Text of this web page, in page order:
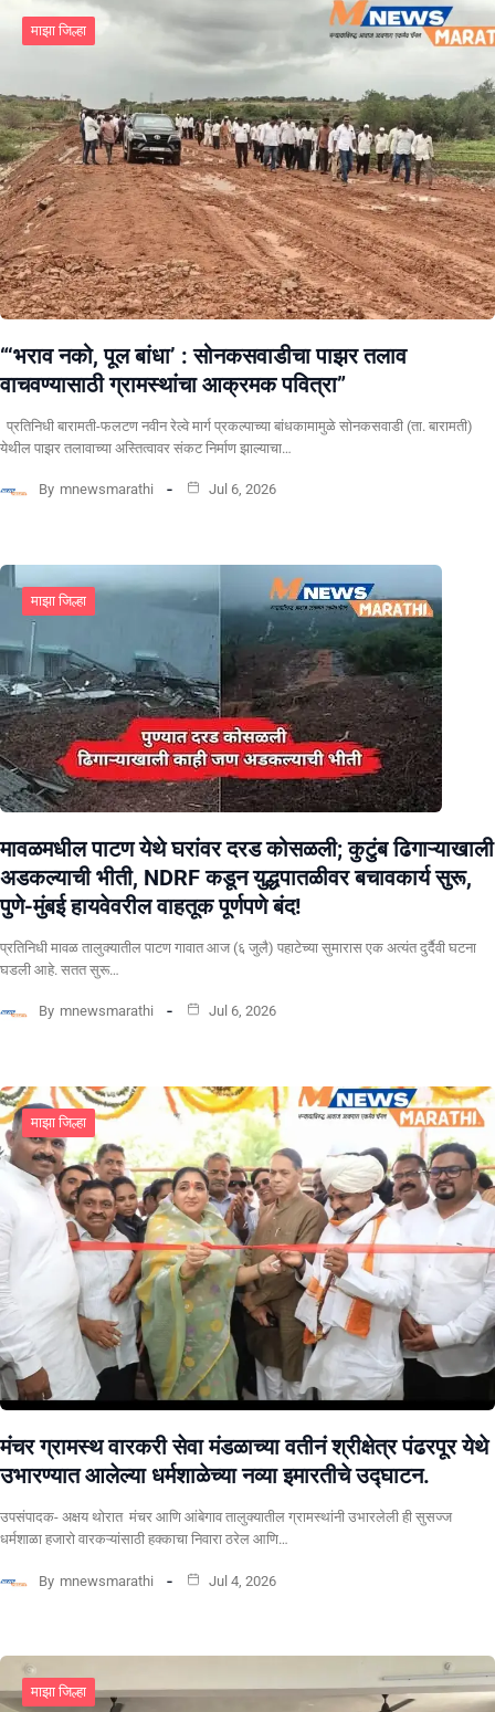
माझा जिल्हा
“‘भराव नको, पूल बांधा’ : सोनकसवाडीचा पाझर तलाव
वाचवण्यासाठी ग्रामस्थांचा आक्रमक पवित्रा”
प्रतिनिधी बारामती-फलटण नवीन रेल्वे मार्ग प्रकल्पाच्या बांधकामामुळे सोनकसवाडी (ता. बारामती)
येथील पाझर तलावाच्या अस्तित्वावर संकट निर्माण झाल्याचा…
By mnewsmarathi Jul 6, 2026
माझा जिल्हा
मावळमधील पाटण येथे घरांवर दरड कोसळली; कुटुंब ढिगाऱ्याखाली
अडकल्याची भीती, NDRF कडून युद्धपातळीवर बचावकार्य सुरू,
पुणे-मुंबई हायवेवरील वाहतूक पूर्णपणे बंद!
​प्रतिनिधी मावळ तालुक्यातील पाटण गावात आज (६ जुलै) पहाटेच्या सुमारास एक अत्यंत दुर्दैवी घटना
घडली आहे. सतत सुरू…
By mnewsmarathi Jul 6, 2026
माझा जिल्हा
मंचर ग्रामस्थ वारकरी सेवा मंडळाच्या वतीनं श्रीक्षेत्र पंढरपूर येथे
उभारण्यात आलेल्या धर्मशाळेच्या नव्या इमारतीचे उद्घाटन.
उपसंपादक- अक्षय थोरात मंचर आणि आंबेगाव तालुक्यातील ग्रामस्थांनी उभारलेली ही सुसज्ज
धर्मशाळा हजारो वारकऱ्यांसाठी हक्काचा निवारा ठरेल आणि…
By mnewsmarathi Jul 4, 2026
माझा जिल्हा